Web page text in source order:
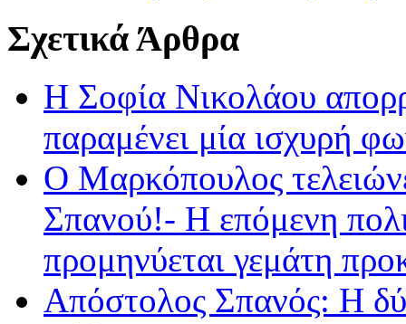
Σχετικά Άρθρα
Η Σοφία Νικολάου
παραμένει μία ισχυρή
Ο Μαρκόπουλος
Σπανού!- Η επόμενη
προμηνύεται γεμάτη
Απόστολος Σπανός: Η